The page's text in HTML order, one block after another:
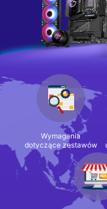
Wymagania
dotyczące zestawów